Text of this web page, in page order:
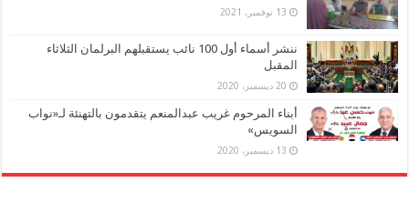
13 نوفمبر، 2021
ننشر أسماء أول 100 نائب يستقبلهم البرلمان الثلاثاء
المقبل
20 ديسمبر، 2020
أبناء المرحوم غريب عبدالمنعم يتقدمون بالتهنئة لـ«نواب
السويس»
13 ديسمبر، 2020